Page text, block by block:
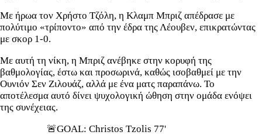
Με ήρωα τον Χρήστο Τζόλη, η Κλαμπ Μπριζ απέδρασε με
πολύτιμο «τρίποντο» από την έδρα της Λέουβεν, επικρατώντας
με σκορ 1-0.
Με αυτή τη νίκη, η Μπριζ ανέβηκε στην κορυφή της
βαθμολογίας, έστω και προσωρινά, καθώς ισοβαθμεί με την
Ουνιόν Σεν Ζιλουάζ, αλλά με ένα ματς παραπάνω. Το
αποτέλεσμα αυτό δίνει ψυχολογική ώθηση στην ομάδα ενόψει
της συνέχειας.
🚨GOAL: Christos Tzolis 77'